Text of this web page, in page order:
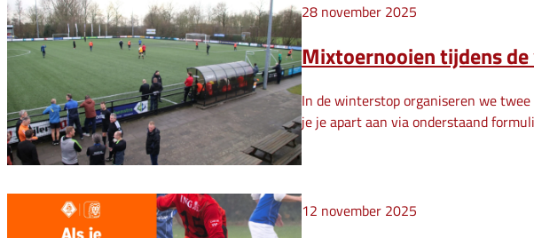
28 november 2025
Mixtoernooien tijdens
In de winterstop organiseren we twee
je je apart aan via onderstaand
12 november 2025